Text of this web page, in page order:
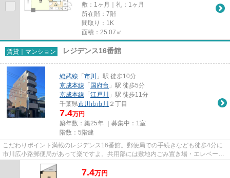
敷：1ヶ月｜礼：1ヶ月
所在階：7階
間取り：1K
面積：25.07㎡
賃貸｜マンション レジデンス16番館
総武線 「 市川
」駅 徒歩10分
京成本線 「 国府台 」駅 徒歩5分
京成本線 「 江戸川
」駅 徒歩11分
千葉県市川市市川 ２丁目
7.4万円
築年数：築25年 ｜募集中： 1室
階数：5階建
こだわりポイント満載のレジデンス16番館。郵便局での手続きなども徒歩4分に
市川広小路郵便局があって楽ですよ。共用部には敷地内ごみ置き場・エレベータ
など様々な設備やサービスが揃...
7.4万円